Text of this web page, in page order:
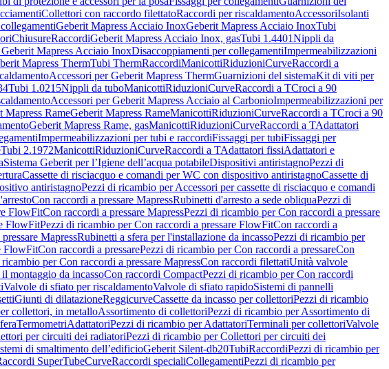
Collettori con raccordo filettatoRaccordi per riscaldamentoAccessoriIsolanti
Geberit Mapress Acciaio InoxGeberit Mapress Acciaio InoxTubi
ChiusureRaccordiGeberit Mapress Acciaio Inox, gasTubi 1.4401Nippli da
Mapress Acciaio InoxDisaccoppiamenti per collegamentiImpermeabilizzazioni
Mapress ThermTubi ThermRaccordiManicottiRiduzioniCurveRaccordi a
Accessori per Geberit Mapress ThermGuarnizioni del sistemaKit di viti per
Tubi 1.0215Nippli da tuboManicottiRiduzioniCurveRaccordi a TCroci a 90
Accessori per Geberit Mapress Acciaio al CarbonioImpermeabilizzazioni per
Mapress RameGeberit Mapress RameManicottiRiduzioniCurveRaccordi a TCroci a 90
Geberit Mapress Rame, gasManicottiRiduzioniCurveRaccordi a TAdattatori
Impermeabilizzazioni per tubi e raccordiFissaggi per tubiFissaggi per
Tubi 2.1972ManicottiRiduzioniCurveRaccordi a TAdattatori fissiAdattatori e
Sistema Geberit per l’Igiene dell’acqua potabileDispositivi antiristagnoPezzi di
Cassette di risciacquo e comandi per WC con dispositivo antiristagnoCassette di
antiristagnoPezzi di ricambio per Accessori per cassette di risciacquo e comandi
Con raccordi a pressare MapressRubinetti d'arresto a sede obliquaPezzi di
FlowFitCon raccordi a pressare MapressPezzi di ricambio per Con raccordi a pressare
FlowFitPezzi di ricambio per Con raccordi a pressare FlowFitCon raccordi a
MapressRubinetti a sfera per l'installazione da incassoPezzi di ricambio per
FlowFitCon raccordi a pressarePezzi di ricambio per Con raccordi a pressareCon
per Con raccordi a pressare MapressCon raccordi filettatiUnità valvole
montaggio da incassoCon raccordi CompactPezzi di ricambio per Con raccordi
Valvole di sfiato per riscaldamentoValvole di sfiato rapidoSistemi di pannelli
Giunti di dilatazioneReggicurveCassette da incasso per collettoriPezzi di ricambio
collettori, in metalloAssortimento di collettoriPezzi di ricambio per Assortimento di
TermometriAdattatoriPezzi di ricambio per AdattatoriTerminali per collettoriValvole
per circuiti dei radiatoriPezzi di ricambio per Collettori per circuiti dei
di smaltimento dell’edificioGeberit Silent-db20TubiRaccordiPezzi di ricambio per
SuperTubeCurveRaccordi specialiCollegamentiPezzi di ricambio per